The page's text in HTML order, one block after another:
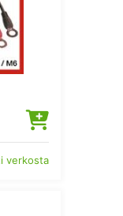
verkosta